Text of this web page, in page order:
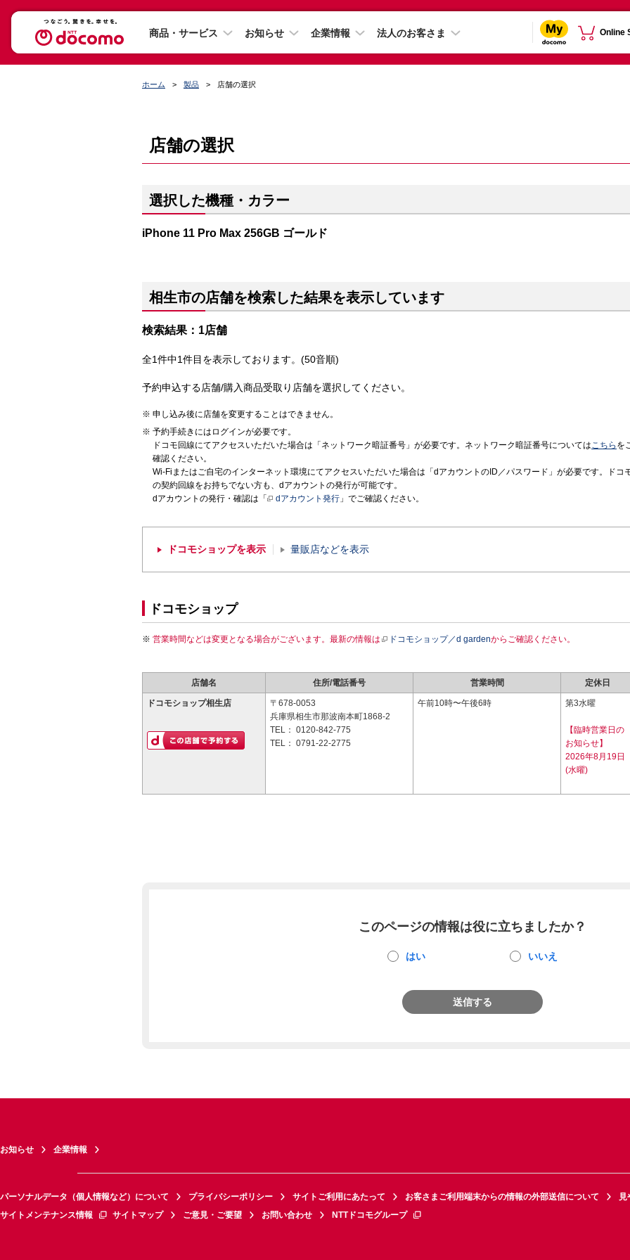
商品・サービス お知らせ 企業情報 法人のお客さま Online
ホーム 製品 店舗の選択
店舗の選択
選択した機種・カラー
iPhone 11 Pro Max 256GB ゴールド
相生市の店舗を検索した結果を表示しています
検索結果：1店舗
全1件中1件目を表示しております。(50音順)
予約申込する店舗/購入商品受取り店舗を選択してください。
申し込み後に店舗を変更することはできません。
予約手続きにはログインが必要です。
ドコモ回線にてアクセスいただいた場合は「ネットワーク暗証番号」が必要です。ネットワーク暗証番号についてはこちら を
確認ください。
Wi-Fiまたはご自宅のインターネット環境にてアクセスいただいた場合は「dアカウントのID／パスワード」が必要です。ドコ
の契約回線をお持ちでない方も、dアカウントの発行が可能です。
dアカウントの発行・確認は「
dアカウント発行 」でご確認ください。
ドコモショップを表示 量販店などを表示
ドコモショップ
営業時間などは変更となる場合がございます。最新の情報は ドコモショップ／d gardenからご確認ください。
店舗名 住所/電話番号 営業時間 定休日
ドコモショップ相生店
〒678-0053
兵庫県相生市那波南本町1868-2
TEL： 0120-842-775
TEL： 0791-22-2775
午前10時〜午後6時 第3水曜
【臨時営業日の
お知らせ】
2026年8月19日
(水曜)
このページの情報は役に立ちましたか？
はい いいえ
送信する
お知らせ 企業情報
パーソナルデータ（個人情報など）について プライバシーポリシー サイトご利用にあたって お客さまご利用端末からの情報の外部送信について
見
サイトメンテナンス情報
サイトマップ ご意見・ご要望 お問い合わせ NTTドコモグループ